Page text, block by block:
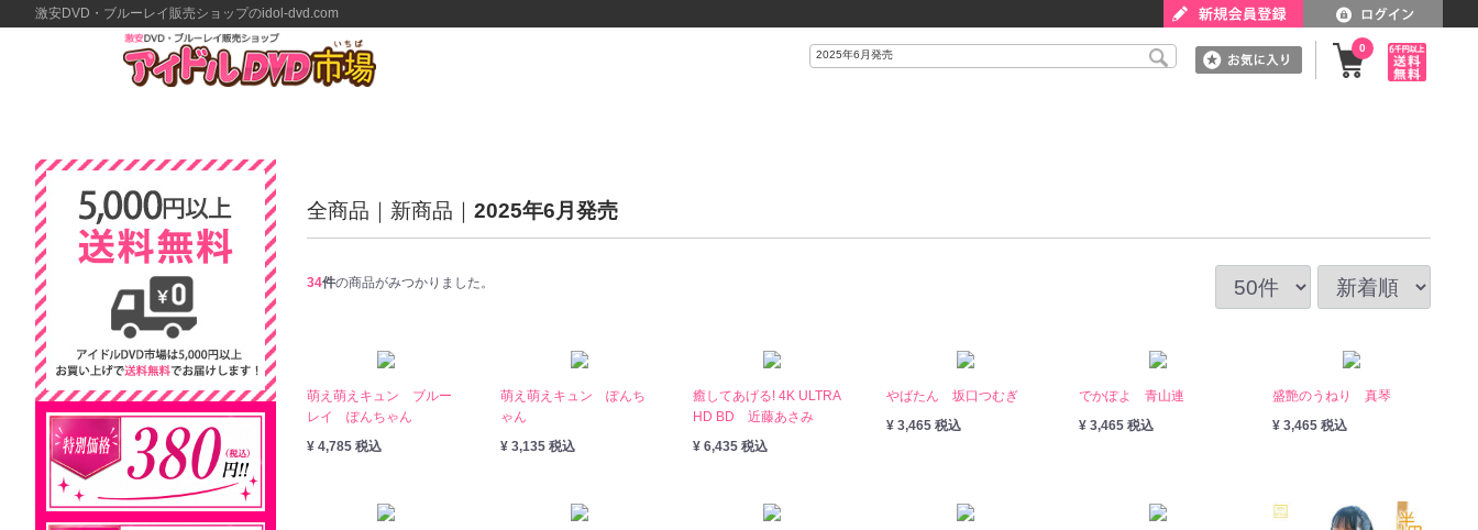
激安DVD・ブルーレイ販売ショップのidol-dvd.com
0
全商品 新商品 2025年6月発売
34件の商品がみつかりました。
萌え萌えキュン ブルー
レイ ぽんちゃん
¥ 4,785 税込
萌え萌えキュン ぽんち
ゃん
¥ 3,135 税込
癒してあげる! 4K ULTRA
HD BD 近藤あさみ
¥ 6,435 税込
やばたん 坂口つむぎ
¥ 3,465 税込
でかぽよ 青山連
¥ 3,465 税込
盛艶のうねり 真琴
¥ 3,465 税込